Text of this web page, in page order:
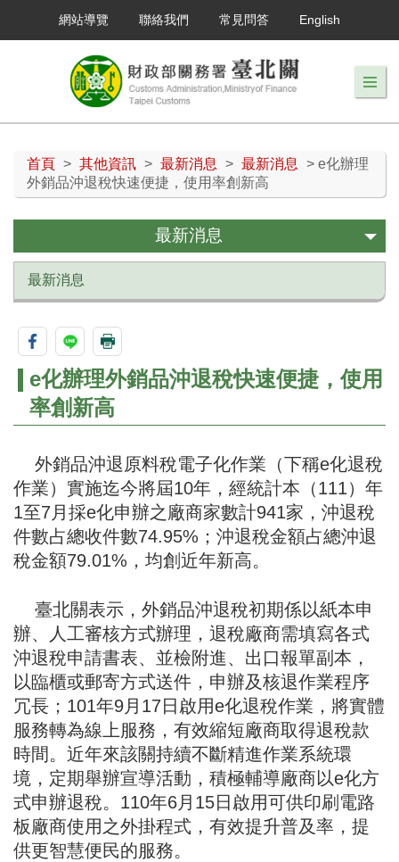
網站導覽 聯絡我們 常見問答 English
首頁 > 其他資訊 > 最新消息 > 最新消息
> e化辦理
外銷品沖退稅快速便捷，使用率創新高
最新消息
最新消息
e化辦理外銷品沖退稅快速便捷，使用
率創新高
外銷品沖退原料稅電子化作業（下稱e化退稅
作業）實施迄今將屆10年，經統計本（111）年
1至7月採e化申辦之廠商家數計941家，沖退稅
件數占總收件數74.95%；沖退稅金額占總沖退
稅金額79.01%，均創近年新高。
臺北關表示，外銷品沖退稅初期係以紙本申
辦、人工審核方式辦理，退稅廠商需填寫各式
沖退稅申請書表、並檢附進、出口報單副本，
以臨櫃或郵寄方式送件，申辦及核退作業程序
冗長；101年9月17日啟用e化退稅作業，將實體
服務轉為線上服務，有效縮短廠商取得退稅款
時間。近年來該關持續不斷精進作業系統環
境，定期舉辦宣導活動，積極輔導廠商以e化方
式申辦退稅。110年6月15日啟用可供印刷電路
板廠商使用之外掛程式，有效提升普及率，提
供更智慧便民的服務。